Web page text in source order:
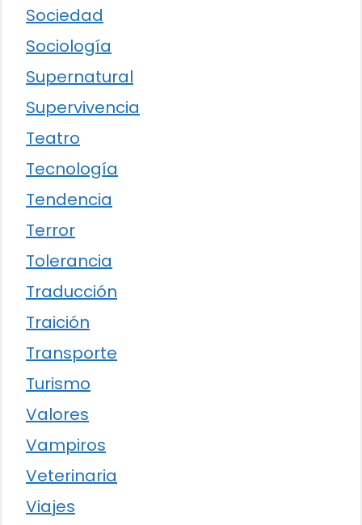
Sociedad
Sociología
Supernatural
Supervivencia
Teatro
Tecnología
Tendencia
Terror
Tolerancia
Traducción
Traición
Transporte
Turismo
Valores
Vampiros
Veterinaria
Viajes